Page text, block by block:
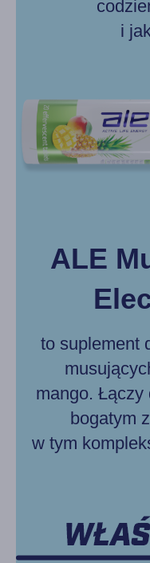
i
ALE
to suplement
mango. Łączy
bogatym
w tym